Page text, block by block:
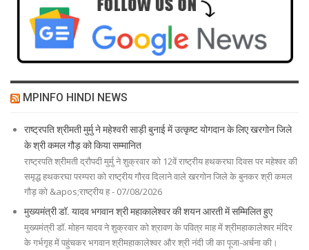
MPINFO HINDI NEWS
राष्ट्रपति श्रीमती मुर्मु ने महेश्वरी साड़ी बुनाई में उत्कृष्ट योगदान के लिए खरगोन जिले
के श्री कमल गौड़ को किया सम्मानित
राष्ट्रपति श्रीमती द्रौपदी मुर्मु ने शुक्रवार को 12वें राष्ट्रीय हथकरघा दिवस पर महेश्वर की
समृद्ध हथकरघा परम्परा को राष्ट्रीय गौरव दिलाने वाले खरगोन जिले के बुनकर श्री कमल
गौड़ को &apos;राष्ट्रीय ह - 07/08/2026
मुख्यमंत्री डॉ. यादव भगवान श्री महाकालेश्‍वर की शयन आरती में सम्मिलित हुए
मुख्यमंत्री डॉ. मोहन यादव ने शुक्रवार को श्रावण के पवित्र माह में श्रीमहाकालेश्‍वर मंदिर
के गर्भगृह में पहुंचकर भगवान श्रीमहाकालेश्‍वर और श्री नंदी जी का पूजा-अर्चना की।